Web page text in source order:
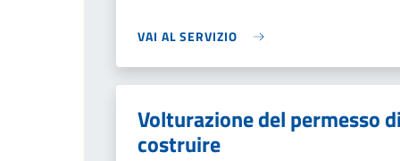
VAI AL SERVIZIO
Volturazione del permesso di
costruire